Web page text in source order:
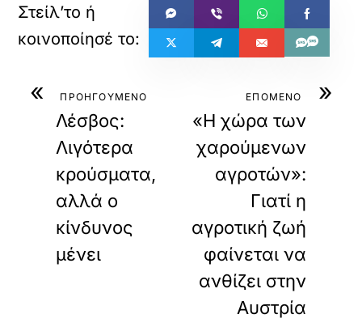
« ΠΡΟΗΓΟΥΜΕΝΟ
Λέσβος:
Λιγότερα
κρούσματα,
αλλά ο
κίνδυνος
μένει
»
ΕΠΟΜΕΝΟ
«Η χώρα των
χαρούμενων
αγροτών»:
Γιατί η
αγροτική ζωή
φαίνεται να
ανθίζει στην
Αυστρία